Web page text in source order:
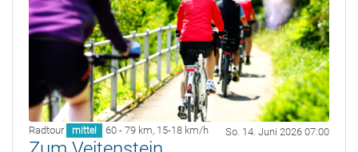
Radtour mittel 60 - 79 km, 15-18 km/h So. 14. Juni 2026 07:00